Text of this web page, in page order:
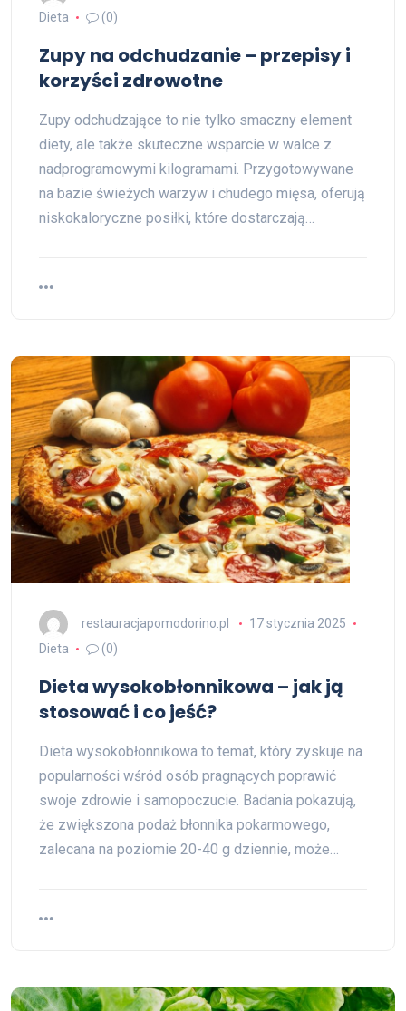
Dieta
(0)
Zupy na odchudzanie – przepisy i
korzyści zdrowotne
Zupy odchudzające to nie tylko smaczny element
diety, ale także skuteczne wsparcie w walce z
nadprogramowymi kilogramami. Przygotowywane
na bazie świeżych warzyw i chudego mięsa, oferują
niskokaloryczne posiłki, które dostarczają…
restauracjapomodorino.pl
17 stycznia 2025
Dieta
(0)
Dieta wysokobłonnikowa – jak ją
stosować i co jeść?
Dieta wysokobłonnikowa to temat, który zyskuje na
popularności wśród osób pragnących poprawić
swoje zdrowie i samopoczucie. Badania pokazują,
że zwiększona podaż błonnika pokarmowego,
zalecana na poziomie 20-40 g dziennie, może…